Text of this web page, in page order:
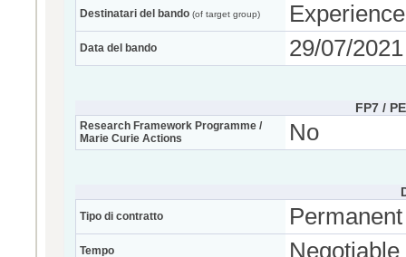
Destinatari del bando (of target group)
Data del bando 29/07/2021
FP7 /
Research Framework Programme /
Marie Curie Actions
No
Tipo di contratto Permanent
Tempo Negotiable